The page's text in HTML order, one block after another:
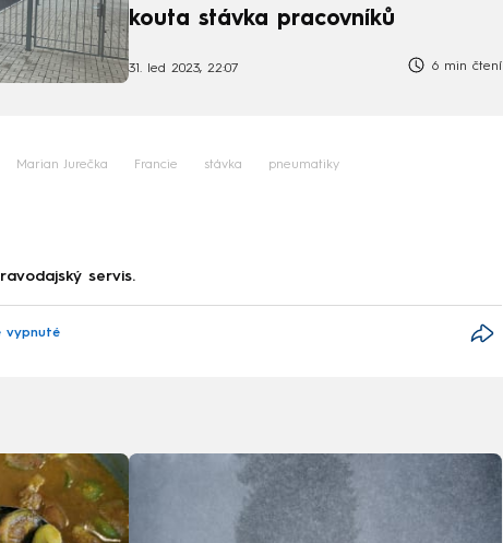
kouta stávka pracovníků
31. led 2023, 22:07 6 min čtení
Marian Jurečka Francie stávka pneumatiky
servis.
vypnuté